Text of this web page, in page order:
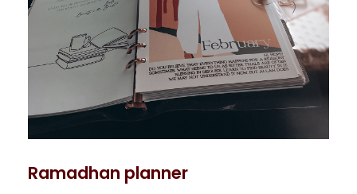
Ramadhan planner